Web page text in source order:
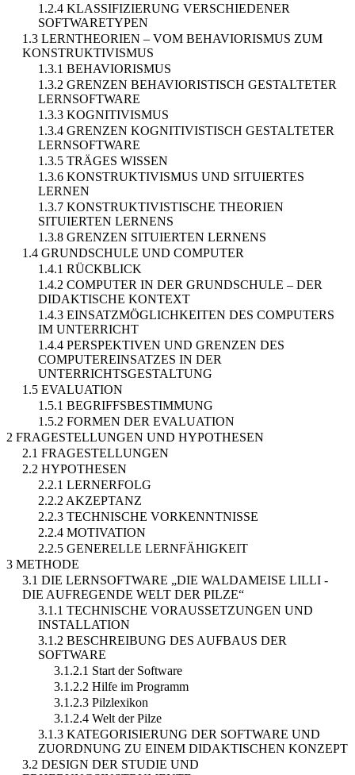
1.2.4 KLASSIFIZIERUNG VERSCHIEDENER
SOFTWARETYPEN
1.3 LERNTHEORIEN – VOM BEHAVIORISMUS ZUM
KONSTRUKTIVISMUS
1.3.1 BEHAVIORISMUS
1.3.2 GRENZEN BEHAVIORISTISCH GESTALTETER
LERNSOFTWARE
1.3.3 KOGNITIVISMUS
1.3.4 GRENZEN KOGNITIVISTISCH GESTALTETER
LERNSOFTWARE
1.3.5 TRÄGES WISSEN
1.3.6 KONSTRUKTIVISMUS UND SITUIERTES
LERNEN
1.3.7 KONSTRUKTIVISTISCHE THEORIEN
SITUIERTEN LERNENS
1.3.8 GRENZEN SITUIERTEN LERNENS
1.4 GRUNDSCHULE UND COMPUTER
1.4.1 RÜCKBLICK
1.4.2 COMPUTER IN DER GRUNDSCHULE – DER
DIDAKTISCHE KONTEXT
1.4.3 EINSATZMÖGLICHKEITEN DES COMPUTERS
IM UNTERRICHT
1.4.4 PERSPEKTIVEN UND GRENZEN DES
COMPUTEREINSATZES IN DER
UNTERRICHTSGESTALTUNG
1.5 EVALUATION
1.5.1 BEGRIFFSBESTIMMUNG
1.5.2 FORMEN DER EVALUATION
2 FRAGESTELLUNGEN UND HYPOTHESEN
2.1 FRAGESTELLUNGEN
2.2 HYPOTHESEN
2.2.1 LERNERFOLG
2.2.2 AKZEPTANZ
2.2.3 TECHNISCHE VORKENNTNISSE
2.2.4 MOTIVATION
2.2.5 GENERELLE LERNFÄHIGKEIT
3 METHODE
3.1 DIE LERNSOFTWARE „DIE WALDAMEISE LILLI -
DIE AUFREGENDE WELT DER PILZE“
3.1.1 TECHNISCHE VORAUSSETZUNGEN UND
INSTALLATION
3.1.2 BESCHREIBUNG DES AUFBAUS DER
SOFTWARE
3.1.2.1 Start der Software
3.1.2.2 Hilfe im Programm
3.1.2.3 Pilzlexikon
3.1.2.4 Welt der Pilze
3.1.3 KATEGORISIERUNG DER SOFTWARE UND
ZUORDNUNG ZU EINEM DIDAKTISCHEN KONZEPT
3.2 DESIGN DER STUDIE UND